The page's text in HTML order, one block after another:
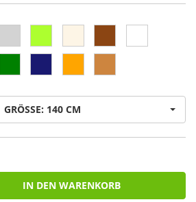
GRÖSSE: 140 CM
IN DEN WARENKORB